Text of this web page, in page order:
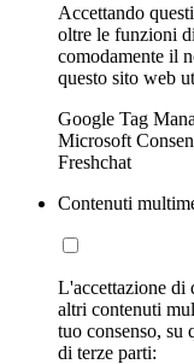
Accettando
oltre le funzioni
comodamente il
questo sito web
Google Tag
Microsoft
Freshchat
Contenuti
L'accettazione di
altri contenuti
tuo consenso, su
di terze parti: